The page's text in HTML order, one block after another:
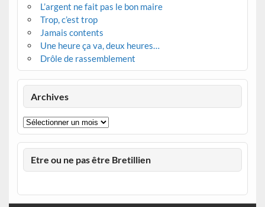
L’argent ne fait pas le bon maire
Trop, c’est trop
Jamais contents
Une heure ça va, deux heures…
Drôle de rassemblement
Archives
Archives
Etre ou ne pas être Bretillien